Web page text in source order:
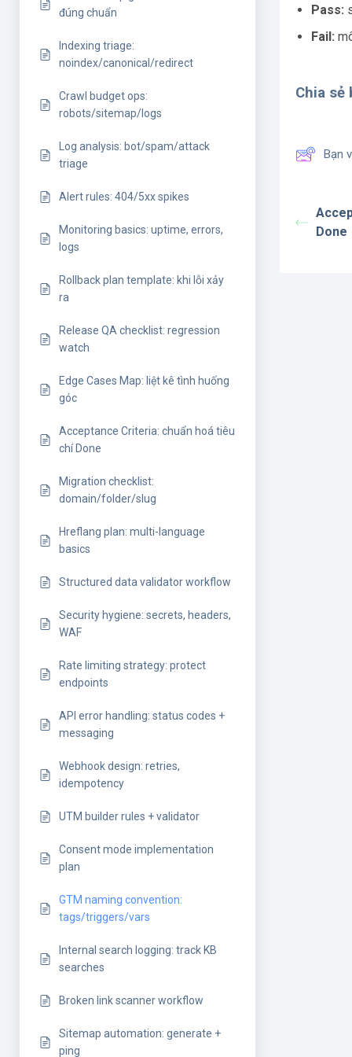
đúng chuẩn
Indexing triage:
noindex/canonical/redirect
Crawl budget ops:
robots/sitemap/logs
Log analysis: bot/spam/attack
triage
Alert rules: 404/5xx spikes
Monitoring basics: uptime, errors,
logs
Rollback plan template: khi lỗi xảy
ra
Release QA checklist: regression
watch
Edge Cases Map: liệt kê tình huống
góc
Acceptance Criteria: chuẩn hoá tiêu
chí Done
Migration checklist:
domain/folder/slug
Hreflang plan: multi-language
basics
Structured data validator workflow
Security hygiene: secrets, headers,
WAF
Rate limiting strategy: protect
endpoints
API error handling: status codes +
messaging
Webhook design: retries,
idempotency
UTM builder rules + validator
Consent mode implementation
plan
GTM naming convention:
tags/triggers/vars
Internal search logging: track KB
searches
Broken link scanner workflow
Sitemap automation: generate +
ping
Pass:
Fail:
Chia sẻ
Bạn
Done